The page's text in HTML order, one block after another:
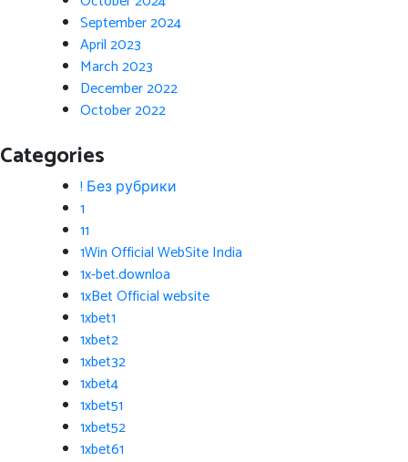
September 2024
April 2023
March 2023
December 2022
October 2022
Categories
! Без рубрики
1
11
1Win Official WebSite India
1x-bet.downloa
1xBet Official website
1xbet1
1xbet2
1xbet32
1xbet4
1xbet51
1xbet52
1xbet61